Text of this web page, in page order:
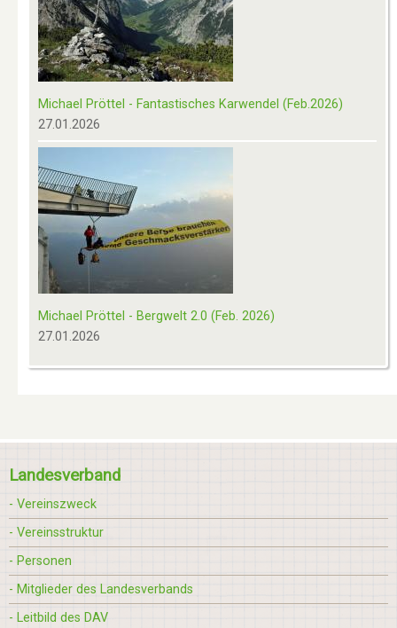
Michael Pröttel - Fantastisches Karwendel (Feb.2026)
27.01.2026
Michael Pröttel - Bergwelt 2.0 (Feb. 2026)
27.01.2026
Landesverband
- Vereinszweck
- Vereinsstruktur
- Personen
- Mitglieder des Landesverbands
- Leitbild des DAV